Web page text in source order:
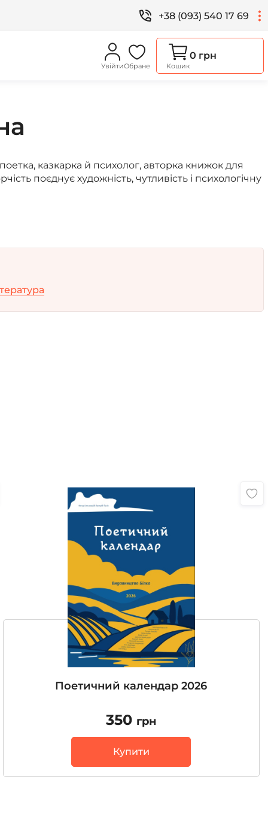
+38 (093) 540 17 69
УвійтиОбране Кошик
0 грн
казкарка й психолог, авторка книжок для
поєднує художність, чутливість і психологічну
Поетичний календар 2026
350 грн
Купити